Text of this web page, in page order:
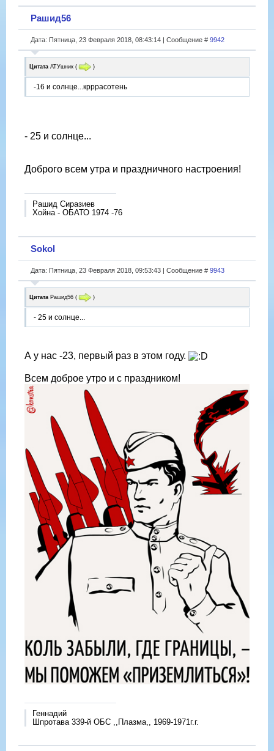
Рашид56
Дата: Пятница, 23 Февраля 2018, 08:43:14 | Сообщение # 9942
Цитата АТУшник ( )
-16 и солнце...крррасотень
- 25 и солнце...
Доброго всем утра и праздничного настроения!
Рашид Сиразиев
Хойна - ОБАТО 1974 -76
Sokol
Дата: Пятница, 23 Февраля 2018, 09:53:43 | Сообщение # 9943
Цитата Рашид56 ( )
- 25 и солнце...
А у нас -23, первый раз в этом году.
Всем доброе утро и с праздником!
Геннадий
Шпротава 339-й ОБС ,,Плазма,, 1969-1971г.г.